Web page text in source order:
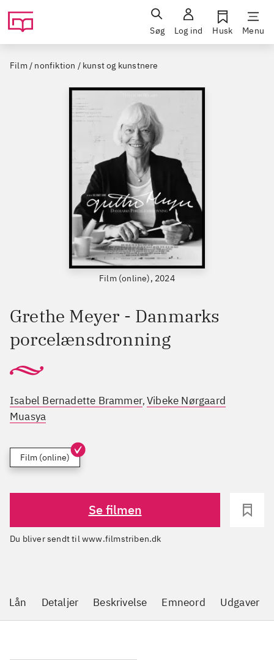
Søg Log ind Husk Menu
Film / nonfiktion / kunst og kunstnere
Film (online), 2024
Grethe Meyer - Danmarks
porcelænsdronning
Isabel Bernadette Brammer, Vibeke Nørgaard
Muasya
Film (online)
Se filmen
Du bliver sendt til www.filmstriben.dk
Lån Detaljer Beskrivelse Emneord Udgaver